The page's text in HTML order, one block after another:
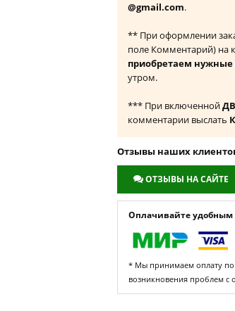
@gmail.com.
** При оформлении
поле Комментарий) на
приобретаем
утром.
*** При включенной
комментарии выслать
Отзывы наших
ОТЗЫВЫ НА САЙТЕ
Оплачивайте удобным
* Мы принимаем оплату по
возникновения проблем с